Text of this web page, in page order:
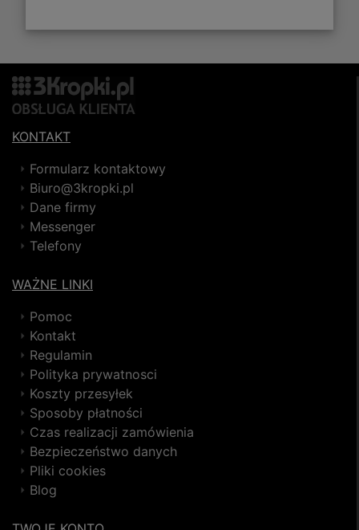
KONTAKT
Formularz kontaktowy
Biuro@3kropki.pl
Dane firmy
Messenger
Telefony
WAŻNE LINKI
Pomoc
Kontakt
Regulamin
Polityka prywatnosci
Koszty przesyłek
Sposoby płatności
Czas realizacji zamówienia
Bezpieczeństwo danych
Pliki cookies
Blog